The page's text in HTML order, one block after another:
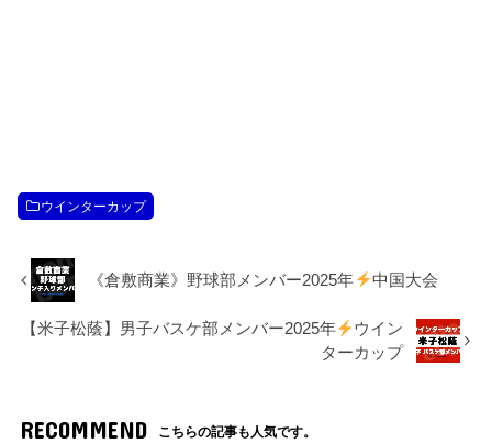
ウインターカップ
《倉敷商業》野球部メンバー2025年 中国大会
【米子松蔭】男子バスケ部メンバー2025年
ウイン
ターカップ
RECOMMEND こちらの記事も人気です。